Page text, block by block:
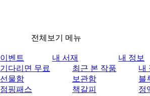
전체보기 메뉴
이벤트
기다리면 무료
선물함
점핑패스
내 서재
최근 본 작품
보관함
책갈피
내 정보
내
블
정